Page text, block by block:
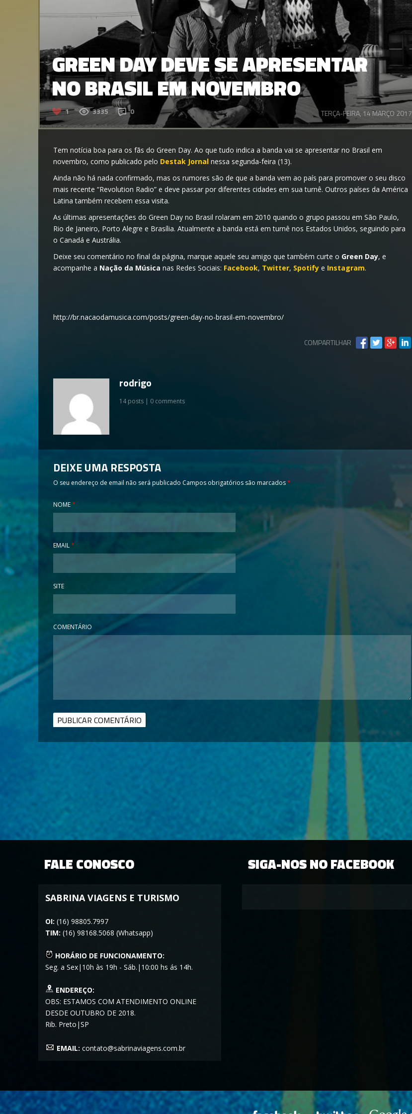
GREEN DAY DEVE SE APRESENTAR
NO BRASIL EM NOVEMBRO
1 3335 0 TERÇA-FEIRA, 14 MARÇO 2017
Tem notícia boa para os fãs do Green Day. Ao que tudo indica a banda vai se apresentar no Brasil em
novembro, como publicado pelo Destak Jornal nessa segunda-feira (13).
Ainda não há nada confirmado, mas os rumores são de que a banda vem ao país para promover o seu disco
mais recente “Revolution Radio” e deve passar por diferentes cidades em sua turnê. Outros países da América
Latina também recebem essa visita.
As últimas apresentações do Green Day no Brasil rolaram em 2010 quando o grupo passou em São Paulo,
Rio de Janeiro, Porto Alegre e Brasília. Atualmente a banda está em turnê nos Estados Unidos, seguindo para
o Canadá e Austrália.
Deixe seu comentário no final da página, marque aquele seu amigo que também curte o Green Day, e
acompanhe a Nação da Música nas Redes Sociais: Facebook, Twitter, Spotify e Instagram.
http://br.nacaodamusica.com/posts/green-day-no-brasil-em-novembro/
COMPARTILHAR
rodrigo
14 posts | 0 comments
DEIXE UMA RESPOSTA
O seu endereço de email não será publicado Campos obrigatórios são marcados*
NOME*
EMAIL*
SITE
COMENTÁRIO
FALE CONOSCO
SABRINA VIAGENS E TURISMO
OI: (16) 98805.7997
TIM: (16) 98168.5068 (Whatsapp)
HORÁRIO DE FUNCIONAMENTO:
Seg. a Sex|10h às 19h - Sáb.|10:00 hs ás 14h.
ENDEREÇO:
OBS: ESTAMOS COM ATENDIMENTO ONLINE
DESDE OUTUBRO DE 2018.
Rib. Preto|SP
EMAIL: contato@sabrinaviagens.com.br
SIGA-NOS NO FACEBOOK